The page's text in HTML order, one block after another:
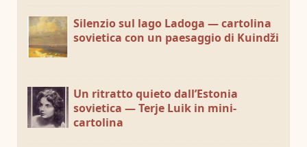
Silenzio sul lago Ladoga — cartolina
sovietica con un paesaggio di Kuindži
Un ritratto quieto dall’Estonia
sovietica — Terje Luik in mini-
cartolina